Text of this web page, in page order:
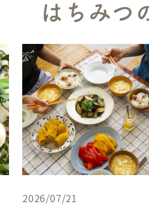
はちみつ
2026/07/21